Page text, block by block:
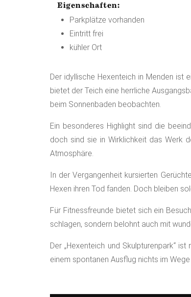
Eigenschaften:
Parkplätze vorhanden
Eintritt frei
kühler Ort
Der idyllische Hexenteich in Menden ist
bietet der Teich eine herrliche
beim Sonnenbaden beobachten.
Ein besonderes Highlight sind die
doch sind sie in Wirklichkeit das Werk
Atmosphäre.
In der Vergangenheit kursierten
Hexen ihren Tod fanden. Doch bleiben
Für Fitnessfreunde bietet sich ein
schlagen, sondern belohnt auch mit
Der „Hexenteich und Skulpturenpark“
einem spontanen Ausflug nichts im